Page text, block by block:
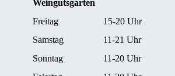
Weingutsgarten
Freitag
15-20 Uhr
Samstag
11-21 Uhr
Sonntag
11-20 Uhr